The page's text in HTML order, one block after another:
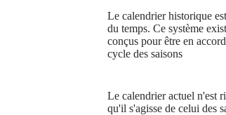
Le calendrier historique
du temps. Ce système
conçus pour être en
cycle des saisons
Le calendrier actuel n'est
qu'il s'agisse de celui des